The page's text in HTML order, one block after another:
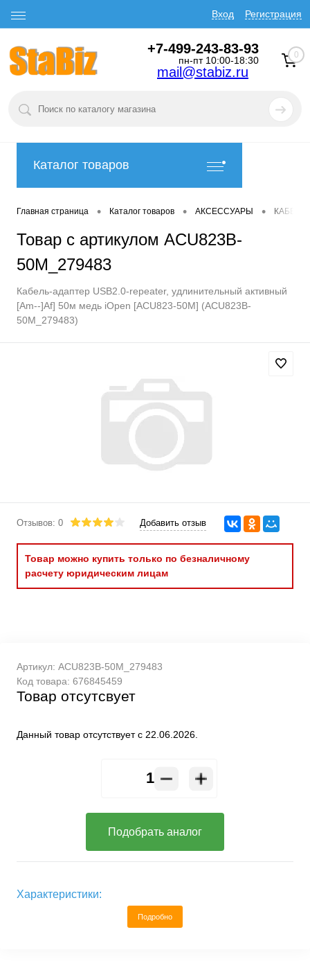
Вход Регистрация
+7-499-243-83-93
пн-пт 10:00-18:30
mail@stabiz.ru
0
Каталог товаров
Главная страница • Каталог товаров • АКСЕССУАРЫ •
Товар с артикулом ACU823B-
50M_279483
Кабель-адаптер USB2.0-repeater, удлинительный активный
[Am--]Af] 50м медь iOpen [ACU823-50M] (ACU823B-
50M_279483)
Отзывов: 0 Добавить отзыв
Товар можно купить только по безналичному
расчету юридическим лицам
Артикул: ACU823B-50M_279483
Код товара: 676845459
Товар отсутсвует
Данный товар отсутствует с 22.06.2026.
Подобрать аналог
Характеристики:
Подробно